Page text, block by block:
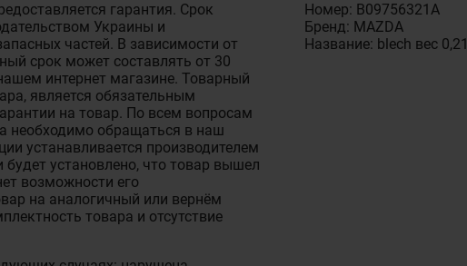
гарантия. Срок
Украины и
частей. В зависимости от
срок может составлять от 30
интернет магазине. Товарный
является обязательным
на товар. По всем вопросам
необходимо обращаться в наш
устанавливается производителем
будет установлено, что товар вышел
возможности его
на аналогичный или вернём
товара и отсутствие
Номер: B09756321A
Бренд: MAZDA
Название: blech вес 0,21